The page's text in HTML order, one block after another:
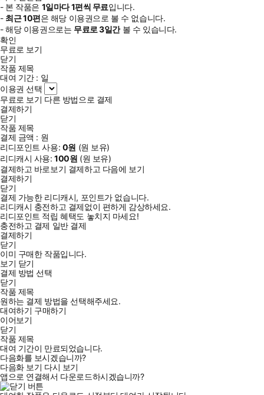
- 본 작품은 1일마다1편씩 무료입니다.
- 최근10편은 해당 이용권으로 볼 수 없습니다.
- 해당 이용권으로는 무료로3일간볼 수 있습니다.
확인
무료로 보기
닫기
작품 제목
대여 기간 : 일
이용권 선택
무료로 보기 다른 방법으로 결제
결제하기
닫기
작품 제목
결제 금액 : 원
리디포인트 사용: 0원 (원 보유)
리디캐시 사용:100원 (원 보유)
결제하고 바로보기 결제하고 다음에 보기
결제하기
닫기
결제 가능한 리디캐시, 포인트가 없습니다.
리디캐시 충전하고 결제없이 편하게 감상하세요.
리디포인트 적립 혜택도 놓치지 마세요!
충전하고 결제 일반 결제
결제하기
닫기
이미 구매한 작품입니다.
보기 닫기
결제 방법 선택
닫기
작품 제목
원하는 결제 방법을 선택해주세요.
대여하기 구매하기
이어보기
닫기
작품 제목
대여 기간이 만료되었습니다.
다음화를 보시겠습니까?
다음화 보기 다시 보기
앱으로 연결해서 다운로드하시겠습니까?